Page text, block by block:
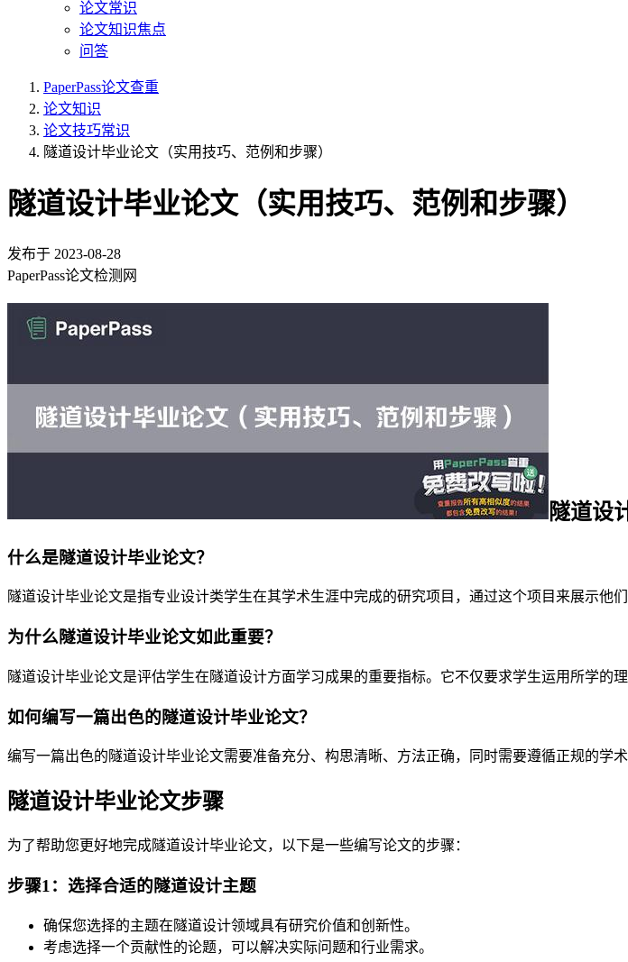
论文常识
论文知识焦点
问答
PaperPass论文查重
论文知识
论文技巧常识
隧道设计毕业论文（实用技巧、范例和步骤）
隧道设计毕业论文（实用技巧、范例和步骤）
发布于 2023-08-28
PaperPass论文检测网
隧道设
什么是隧道设计毕业论文？
隧道设计毕业论文是指专业设计类学生在其学术生涯中完成的研究项目，通过这个项目来展示他
为什么隧道设计毕业论文如此重要？
隧道设计毕业论文是评估学生在隧道设计方面学习成果的重要指标。它不仅要求学生运用所学的
如何编写一篇出色的隧道设计毕业论文？
编写一篇出色的隧道设计毕业论文需要准备充分、构思清晰、方法正确，同时需要遵循正规的学术
隧道设计毕业论文步骤
为了帮助您更好地完成隧道设计毕业论文，以下是一些编写论文的步骤：
步骤1：选择合适的隧道设计主题
确保您选择的主题在隧道设计领域具有研究价值和创新性。
考虑选择一个贡献性的论题，可以解决实际问题和行业需求。